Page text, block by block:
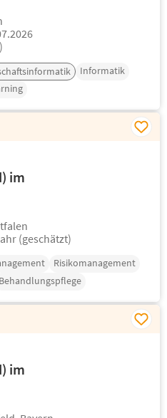
Informatik
im
(geschätzt)
Risikomanagement
Behandlungspflege
im